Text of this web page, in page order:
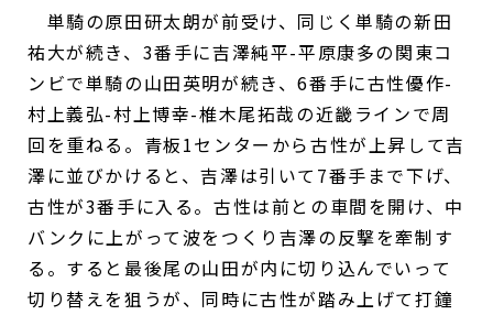
単騎の原田研太朗が前受け、同じく単騎の新田
祐大が続き、3番手に吉澤純平-平原康多の関東コ
ンビで単騎の山田英明が続き、6番手に古性優作-
村上義弘-村上博幸-椎木尾拓哉の近畿ラインで周
回を重ねる。青板1センターから古性が上昇して吉
澤に並びかけると、吉澤は引いて7番手まで下げ、
古性が3番手に入る。古性は前との車間を開け、中
バンクに上がって波をつくり吉澤の反撃を牽制す
る。すると最後尾の山田が内に切り込んでいって
切り替えを狙うが、同時に古性が踏み上げて打鐘